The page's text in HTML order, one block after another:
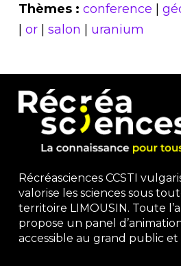
Thèmes : conference
or| salon uranium
Récréasciences CCSTI
valorise les sciences sous
territoire LIMOUSIN. Toute
propose un panel
accessible au grand public et